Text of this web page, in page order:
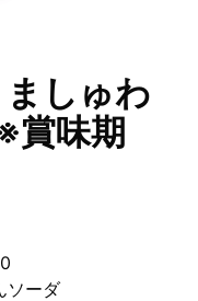
ましゅわ
賞味期
ソーダ